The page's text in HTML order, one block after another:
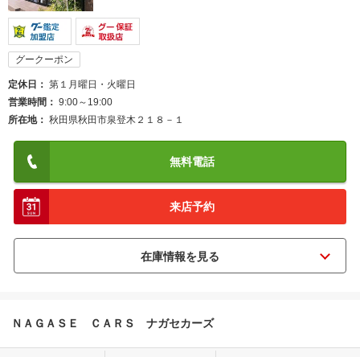
グークーポン
定休日
第１月曜日・火曜日
営業時間
9:00～19:00
所在地
秋田県秋田市泉登木２１８－１
無料電話
来店予約
ＮＡＧＡＳＥ ＣＡＲＳ ナガセカーズ